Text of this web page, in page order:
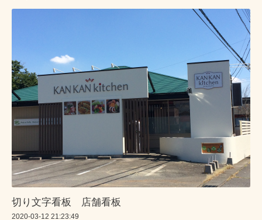
切り文字看板 店舗看板
2020-03-12 21:23:49